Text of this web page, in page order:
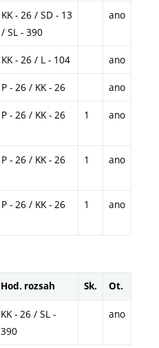
KK - 26 / SD - 13
/ SL - 390
ano
KK - 26 / L - 104 ano
P - 26 / KK - 26 ano
P - 26 / KK - 26 1 ano
P - 26 / KK - 26 1 ano
P - 26 / KK - 26 1 ano
Hod. rozsah Sk. Ot.
KK - 26 / SL -
390
ano